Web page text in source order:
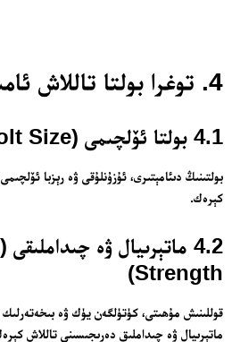
4. توغرا بولتا تاللاش ئامىللىرى
4.1 بولتا ئۆلچىمى (Bolt Size)
بولتىنىڭ دىئامېتىرى، ئۇزۇنلۇقى ۋە رېزبا
كېرەك.
Strength)
قوللىنىش مۇھىتى، كۈتۈلگەن يۈك ۋە بىخەتەرلىك
ماتېرىيال ۋە چىداملىق دەرىجىسىنى تاللاش